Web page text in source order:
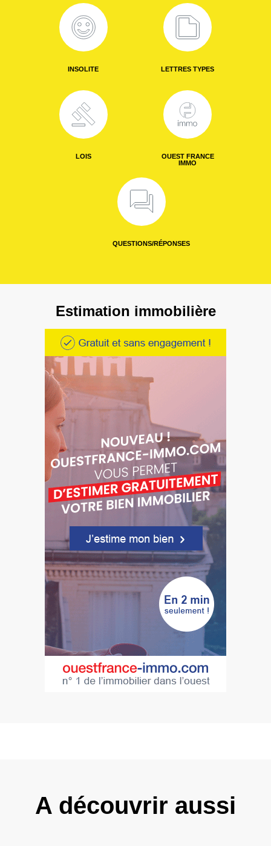
INSOLITE LETTRES TYPES
LOIS
OUEST FRANCE
IMMO
QUESTIONS/RÉPONSES
Estimation immobilière
A découvrir aussi